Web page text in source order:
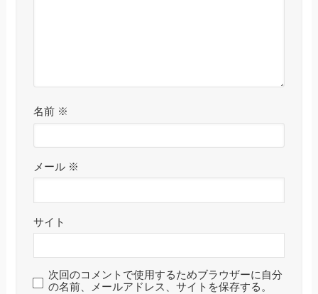
名前 ※
メール ※
サイト
次回のコメントで使用するためブラウザーに自分
の名前、メールアドレス、サイトを保存する。